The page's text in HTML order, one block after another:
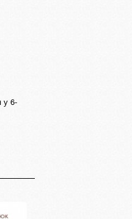
у 6-